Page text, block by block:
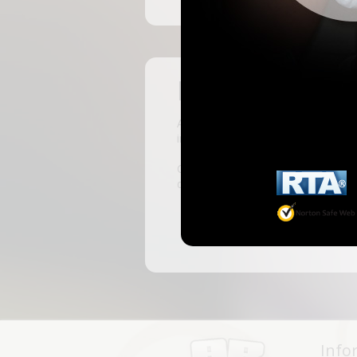
Pas encore
ABKingdom est le site français de
inscrivant, vous pourrez accéder
C'est rapide et gratuit, des milliers
discussions, faire des rencontres,